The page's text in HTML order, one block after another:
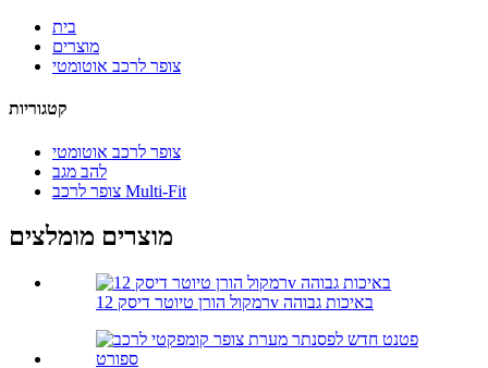
בית
מוצרים
צופר לרכב אוטומטי
קטגוריות
צופר לרכב אוטומטי
להב מגב
צופר לרכב Multi-Fit
מוצרים מומלצים
רמקול הורן טיוטר דיסק 12v באיכות גבוהה